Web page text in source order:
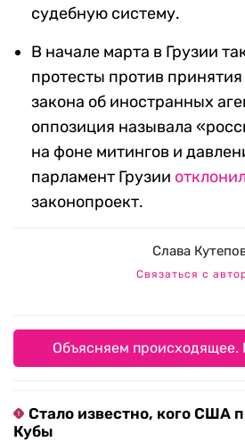
судебную систему.
В начале марта в Грузии
протесты против принятия
закона об иностранных
оппозиция называла
на фоне митингов и
парламент Грузии отклонил
законопроект.
Слава
Связаться с
Объясняем происходящее.
Стало известно, кого США
Кубы